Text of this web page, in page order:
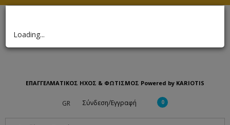
ΕΠΑΓΓΕΛΜΑΤΙΚΟΣ ΗΧΟΣ & ΦΩΤΙΣΜΟΣ Powered by KARIOTIS
GR Σύνδεση/Εγγραφή 0
Loading...